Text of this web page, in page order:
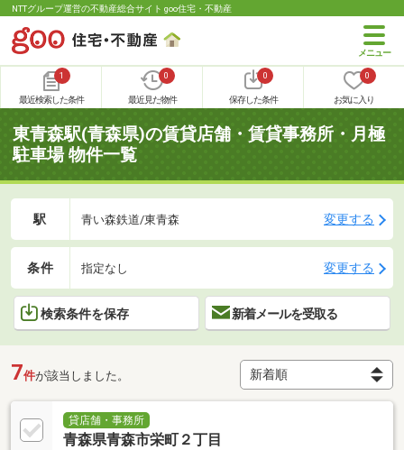
NTTグループ運営の不動産総合サイト goo住宅・不動産
1
最近検索した条件
0
最近見た物件
0
保存した条件
0
お気に入り
東青森駅(青森県)の賃貸店舗・賃貸事務所・月極
駐車場 物件一覧
駅 青い森鉄道/東青森 変更する
条件 指定なし 変更する
検索条件を保存 新着メールを受取る
7件が該当しました。
貸店舗・事務所
青森県青森市栄町２丁目